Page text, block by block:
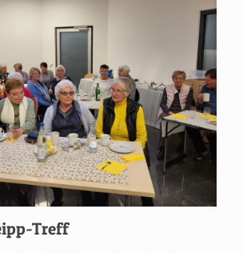
Treff